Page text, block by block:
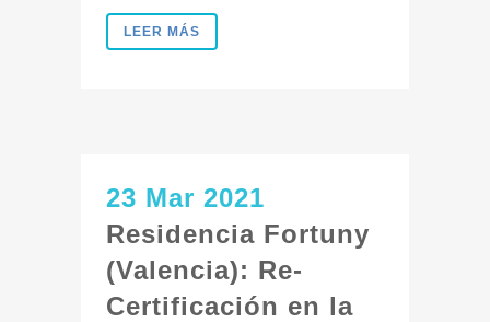
LEER MÁS
23 Mar 2021
Residencia Fortuny
(Valencia): Re-
Certificación en la